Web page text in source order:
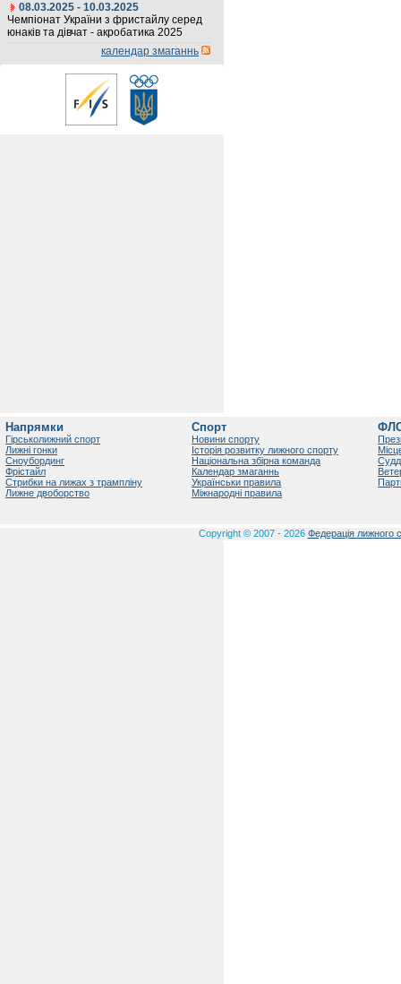
08.03.2025 - 10.03.2025
Чемпіонат України з фристайлу серед
юнаків та дівчат - акробатика 2025
календар змаганнь
Напрямки
Гірськолижний спорт
Лижні гонки
Сноубординг
Фрістайл
Стрибки на лижах з трампліну
Лижне двоборство
Спорт
Новини спорту
Історія розвитку лижного спорту
Національна збірна команда
Календар змаганнь
Українськи правила
Міжнародні правила
Copyright © 2007 - 2026 Федерація лижного